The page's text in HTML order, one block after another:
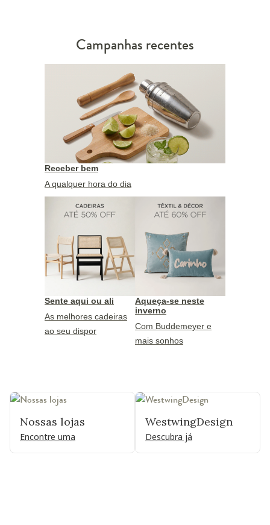
Campanhas recentes
Receber bem
A qualquer hora do dia
Sente aqui ou ali
As melhores cadeiras
ao seu dispor
Aqueça-se neste
inverno
Com Buddemeyer e
mais sonhos
Nossas lojas
Encontre uma
WestwingDesign
Descubra já